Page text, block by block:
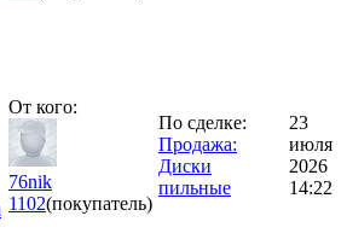
От кого:
76nik
1102(покупатель)
По сделке:
Продажа:
Диски
пильные
23
июля
2026
14:22